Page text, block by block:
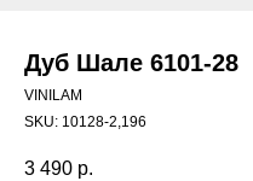
Дуб Шале 6101-28
VINILAM
SKU: 10128-2,196
3 490 р.